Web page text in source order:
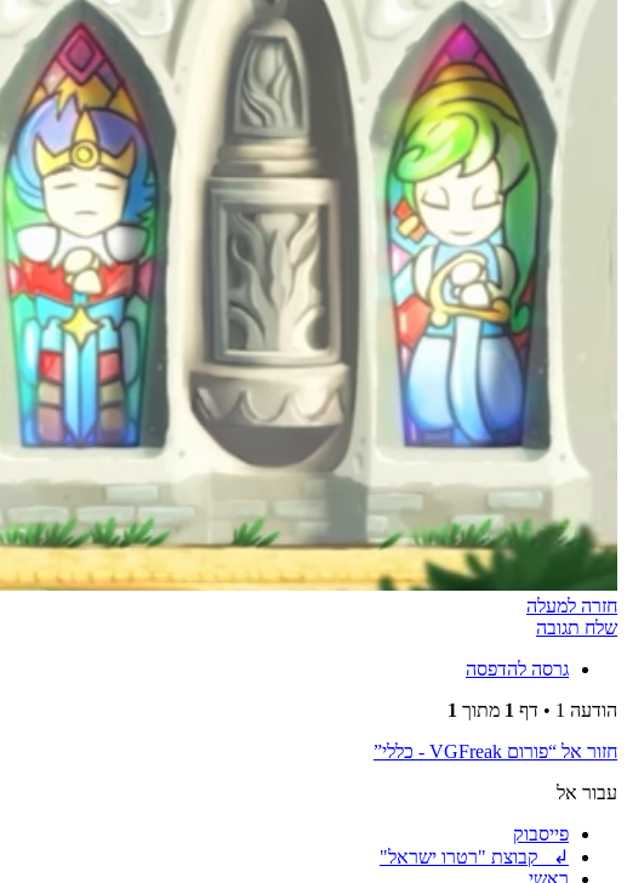
חזרה למעלה
שלח תגובה
גרסה להדפסה
הודעה 1 • דף
1 מתוך 1
חזור אל “פורום VGFreak - כללי”
עבור אל
פייסבוק
↲ קבוצת "רטרו ישראל"
ראשי